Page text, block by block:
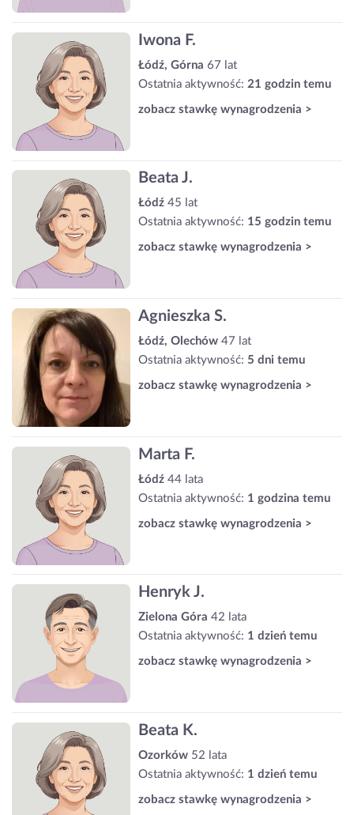
Iwona F.
Łódź, Górna 67 lat
Ostatnia aktywność: 21 godzin temu
zobacz stawkę wynagrodzenia >
Beata J.
Łódź 45 lat
Ostatnia aktywność: 15 godzin temu
zobacz stawkę wynagrodzenia >
Agnieszka S.
Łódź, Olechów 47 lat
Ostatnia aktywność: 5 dni temu
zobacz stawkę wynagrodzenia >
Marta F.
Łódź 44 lata
Ostatnia aktywność: 1 godzina temu
zobacz stawkę wynagrodzenia >
Henryk J.
Zielona Góra 42 lata
Ostatnia aktywność: 1 dzień temu
zobacz stawkę wynagrodzenia >
Beata K.
Ozorków 52 lata
Ostatnia aktywność: 1 dzień temu
zobacz stawkę wynagrodzenia >